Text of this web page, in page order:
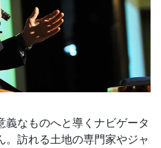
義なものへと導くナビゲータ
。訪れる土地の専門家やジャ